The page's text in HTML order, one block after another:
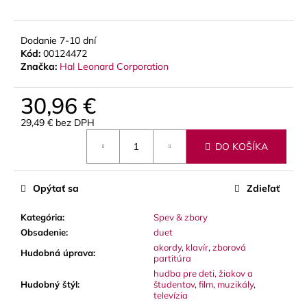
Dodanie 7-10 dní
Kód: 00124472
Značka: Hal Leonard Corporation
30,96 €
29,49 € bez DPH
DO KOŠÍKA
Kategória:
Spev & zbory
Obsadenie:
duet
Hudobná úprava: akordy, klavír, zborová
partitúra
Hudobný štýl:
hudba pre deti, žiakov a
študentov, film, muzikály,
televízia
Opýtať sa Zdieľať
e
JM
VALVE
OIL
SYNTETICKÝ
OLEJ
MEDIUM